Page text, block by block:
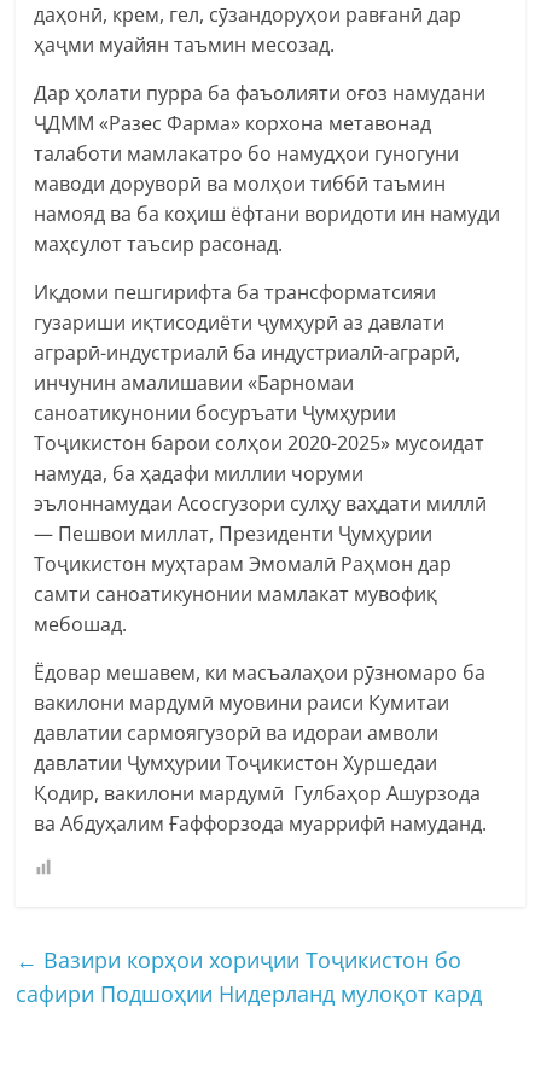
даҳонӣ, крем, гел, сӯзандоруҳои равғанӣ дар
ҳаҷми муайян таъмин месозад.
Дар ҳолати пурра ба фаъолияти оғоз намудани
ҶДММ «Разес Фарма» корхона метавонад
талаботи мамлакатро бо намудҳои гуногуни
маводи доруворӣ ва молҳои тиббӣ таъмин
намояд ва ба коҳиш ёфтани воридоти ин намуди
маҳсулот таъсир расонад.
Иқдоми пешгирифта ба трансформатсияи
гузариши иқтисодиёти ҷумҳурӣ аз давлати
аграрӣ-индустриалӣ ба индустриалӣ-аграрӣ,
инчунин амалишавии «Барномаи
саноатикунонии босуръати Ҷумҳурии
Тоҷикистон барои солҳои 2020-2025» мусоидат
намуда, ба ҳадафи миллии чоруми
эълоннамудаи Асосгузори сулҳу ваҳдати миллӣ
— Пешвои миллат, Президенти Ҷумҳурии
Тоҷикистон муҳтарам Эмомалӣ Раҳмон дар
самти саноатикунонии мамлакат мувофиқ
мебошад.
Ёдовар мешавем, ки масъалаҳои рӯзномаро ба
вакилони мардумӣ муовини раиси Кумитаи
давлатии сармоягузорӣ ва идораи амволи
давлатии Ҷумҳурии Тоҷикистон Хуршедаи
Қодир, вакилони мардумӣ Гулбаҳор Ашурзода
ва Абдуҳалим Ғаффорзода муаррифӣ намуданд.
← Вазири корҳои хориҷии Тоҷикистон бо
сафири Подшоҳии Нидерланд мулоқот кард